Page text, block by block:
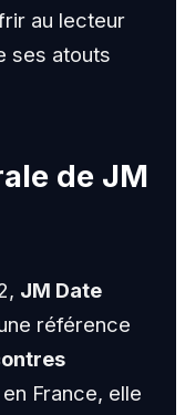
au lecteur
ses atouts
de JM
JM Date
référence
France, elle